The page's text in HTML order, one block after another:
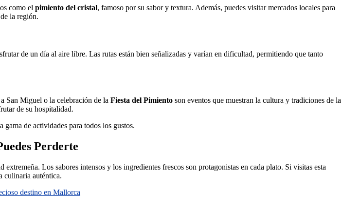
como el pimiento del cristal, famoso por su sabor y textura. Además, puedes visitar mercados locales para
la región.
de un día al aire libre. Las rutas están bien señalizadas y varían en dificultad, permitiendo que tanto
San Miguel o la celebración de la Fiesta del Pimiento son eventos que muestran la cultura y tradiciones de la
de su hospitalidad.
de actividades para todos los gustos.
Perderte
Los sabores intensos y los ingredientes frescos son protagonistas en cada plato. Si visitas esta
culinaria auténtica.
destino en Mallorca